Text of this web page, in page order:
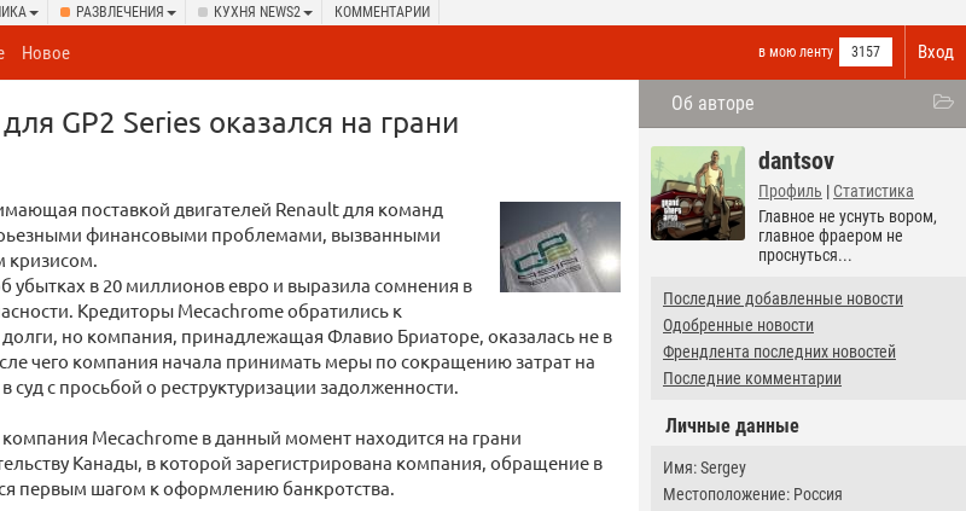
РАЗВЛЕЧЕНИЯ КУХНЯ NEWS2 КОММЕНТАРИИ
Вход
в мою ленту 3157
Новое
Об авторе
dantsov
Профиль | Статистика
Главное не уснуть вором,
главное фраером не
проснуться...
Последние добавленные новости
Одобренные новости
Френдлента последних новостей
Последние комментарии
Личные данные
Имя: Sergey
Местоположение: Россия
GP2 Series оказался на грани
поставкой двигателей Renault для команд
финансовыми проблемами, вызванными
кризисом.
убытках в 20 миллионов евро и выразила сомнения в
Кредиторы Mecachrome обратились к
но компания, принадлежащая Флавио Бриаторе, оказалась не в
чего компания начала принимать меры по сокращению затрат на
суд с просьбой о реструктуризации задолженности.
Mecachrome в данный момент находится на грани
Канады, в которой зарегистрирована компания, обращение в
первым шагом к оформлению банкротства.